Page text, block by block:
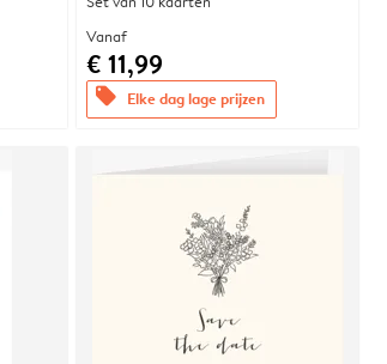
Vanaf
€ 11,99
offers Elke dag lage prijzen